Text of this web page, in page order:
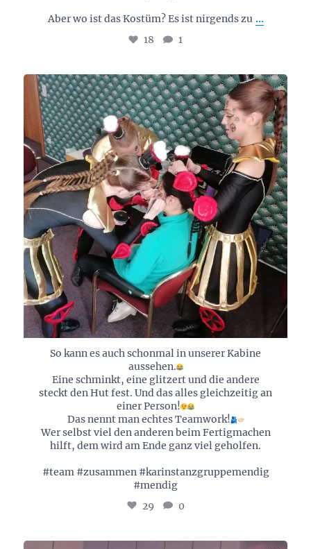
Aber wo ist das Kostüm? Es ist nirgends zu ...
18 1
So kann es auch schonmal in unserer Kabine
aussehen.
Eine schminkt, eine glitzert und die andere
steckt den Hut fest. Und das alles gleichzeitig an
einer Person!
Das nennt man echtes Teamwork!
Wer selbst viel den anderen beim Fertigmachen
hilft, dem wird am Ende ganz viel geholfen.
#team #zusammen #karinstanzgruppemendig
#mendig
29
0